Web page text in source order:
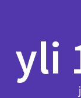
yli